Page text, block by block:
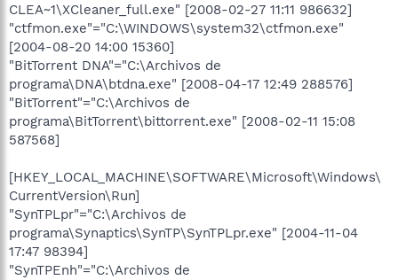
CLEA~1\XCleaner_full.exe" [2008-02-27 11:11 986632]
"ctfmon.exe"="C:\WINDOWS\system32\ctfmon.exe"
[2004-08-20 14:00 15360]
"BitTorrent DNA"="C:\Archivos de
programa\DNA\btdna.exe" [2008-04-17 12:49 288576]
"BitTorrent"="C:\Archivos de
programa\BitTorrent\bittorrent.exe" [2008-02-11 15:08
587568]
[HKEY_LOCAL_MACHINE\SOFTWARE\Microsoft\Windows\
CurrentVersion\Run]
"SynTPLpr"="C:\Archivos de
programa\Synaptics\SynTP\SynTPLpr.exe" [2004-11-04
17:47 98394]
"SynTPEnh"="C:\Archivos de